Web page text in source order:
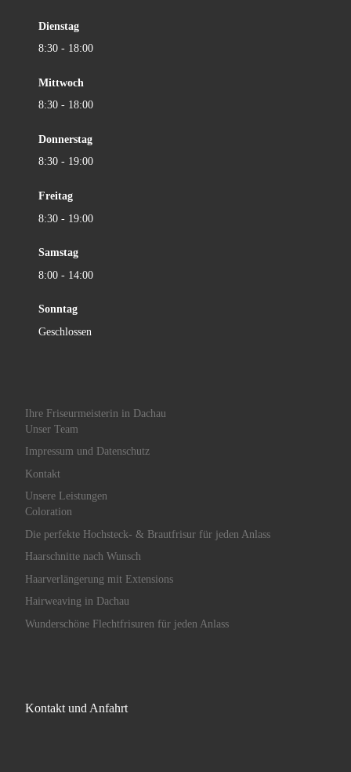
Dienstag
8:30 - 18:00
Mittwoch
8:30 - 18:00
Donnerstag
8:30 - 19:00
Freitag
8:30 - 19:00
Samstag
8:00 - 14:00
Sonntag
Geschlossen
Ihre Friseurmeisterin in Dachau
Unser Team
Impressum und Datenschutz
Kontakt
Unsere Leistungen
Coloration
Die perfekte Hochsteck- & Brautfrisur für jeden Anlass
Haarschnitte nach Wunsch
Haarverlängerung mit Extensions
Hairweaving in Dachau
Wunderschöne Flechtfrisuren für jeden Anlass
Kontakt und Anfahrt